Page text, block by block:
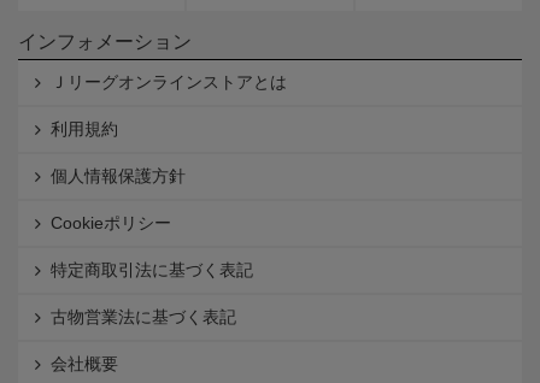
インフォメーション
Ｊリーグオンラインストアとは
利用規約
個人情報保護方針
Cookieポリシー
特定商取引法に基づく表記
古物営業法に基づく表記
会社概要